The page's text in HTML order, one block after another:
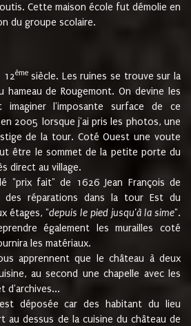
Cette maison école fut démolie en
du groupe scolaire.
12èmesiècle. Les ruines se trouve sur la
hameau de Rougemont. On devine les
l'imposante surface de ce
2005 lorsque j'ai pris les photos, une
de la tour. Coté Ouest une voute
être le sommet de la petite porte du
direct au village.
"prix fait" de 1626 Jean François de
des réparations dans la tour Est du
étages, "depuis le pied jusqu'à la sime".
également les murailles coté
les matériaux.
apprennent que le château à deux
au second une chapelle avec les
d'archives...
déposée car des habitant du lieu
au dessus de la cuisine du château de